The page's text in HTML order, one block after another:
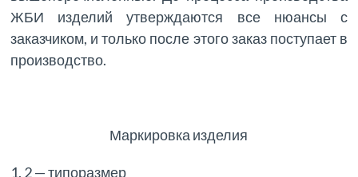
ЖБИ изделий утверждаются все нюансы с
заказчиком, и только после этого заказ поступает в
производство.
Маркировка изделия
1. 2 — типоразмер